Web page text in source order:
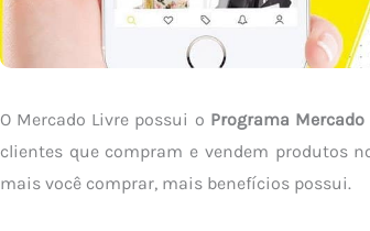
O Mercado Livre possui o Programa Mercado
clientes que compram e vendem produtos
mais você comprar, mais benefícios possui.